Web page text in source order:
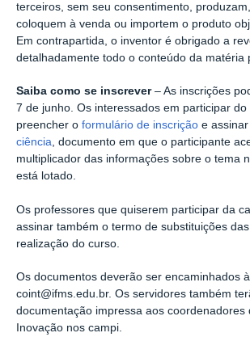
terceiros, sem seu consentimento, produzam,
coloquem à venda ou importem o produto
Em contrapartida, o inventor é obrigado a
detalhadamente todo o conteúdo da matéria
Saiba como se inscrever– As inscrições
7 de junho. Os interessados em participar
preencher o formulário de inscrição e
ciência, documento em que o participante
multiplicador das informações sobre o tema
está lotado.
Os professores que quiserem participar da
assinar também o termo de substituições
realização do curso.
Os documentos deverão ser encaminhados
coint@ifms.edu.br. Os servidores também
documentação impressa aos coordenadores
Inovação nos campi.